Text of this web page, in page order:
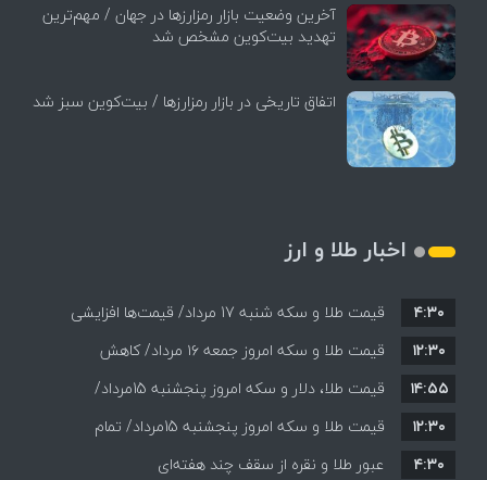
آخرین وضعیت بازار رمزارزها در جهان / مهم‌ترین
تهدید بیت‌کوین مشخص شد
اتفاق تاریخی در بازار رمزارزها / بیت‌کوین سبز شد
اخبار طلا و ارز
قیمت طلا و سکه شنبه 17 مرداد/ قیمت‌ها افزایشی
۴:۳۰
قیمت طلا و سکه امروز جمعه ۱۶ مرداد/ کاهش
قیمت ها+ جدول و جزییات
۱۲:۳۰
قیمت طلا، دلار و سکه امروز پنجشنبه 15مرداد/
افزایش قیمت ها + جدول
۱۴:۵۵
قیمت طلا و سکه امروز پنجشنبه 15مرداد/ تمام
قیمت ها بر مدار افزایش + جدول
۱۲:۳۰
عبور طلا و نقره از سقف چند هفته‌ای
۴:۳۰